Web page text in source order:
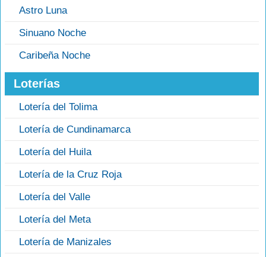
Astro Luna
Sinuano Noche
Caribeña Noche
Loterías
Lotería del Tolima
Lotería de Cundinamarca
Lotería del Huila
Lotería de la Cruz Roja
Lotería del Valle
Lotería del Meta
Lotería de Manizales